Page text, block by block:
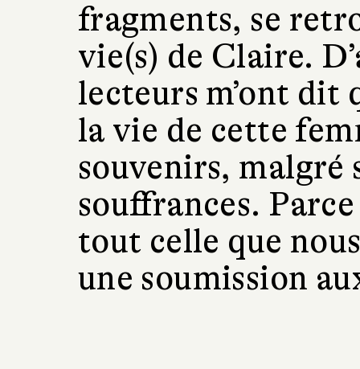
fragments, se
vie(s) de Claire.
lecteurs m’ont dit
la vie de cette
souvenirs, malgré
souffrances.
tout celle que
une soumission